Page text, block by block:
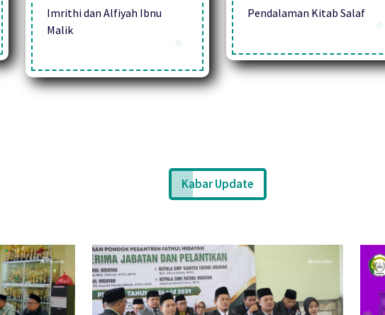
Imrithi dan Alfiyah Ibnu
Malik
Pendalaman Kitab Salaf
Kabar Update